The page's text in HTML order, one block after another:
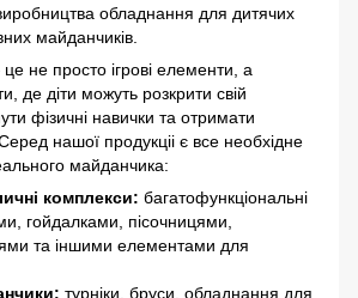
обладнання для дитячих
майданчиків.
не просто ігрові елементи, а
де діти можуть розкрити свій
фізичні навички та отримати
нашої продукціі є все необхідне
майданчика:
комплекси: багатофункціональні
гойдалками, пісочницями,
та іншими елементами для
турніки, бруси, обладнання для